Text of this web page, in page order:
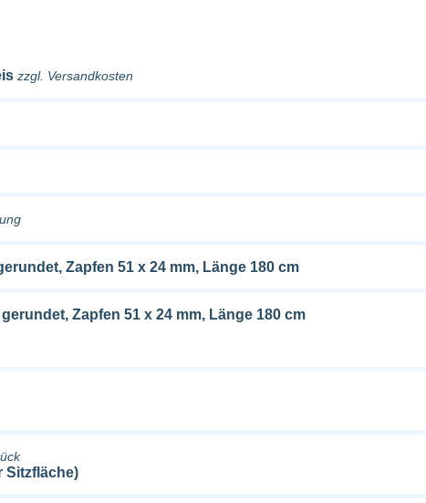
zzgl. Versandkosten
Zapfen 51 x 24 mm, Länge 180 cm
Zapfen 51 x 24 mm, Länge 180 cm
Sitzfläche)